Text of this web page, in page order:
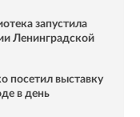
запустила
Ленинградской
посетил выставку
в день